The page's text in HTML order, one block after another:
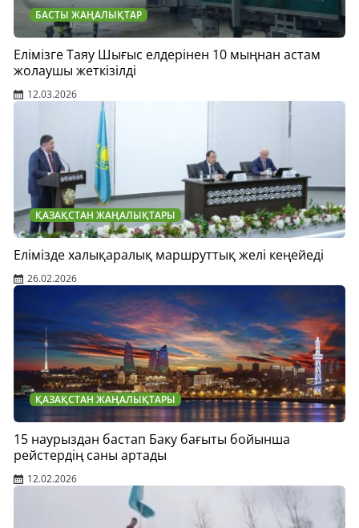
БАСТЫ ЖАҢАЛЫҚТАР
Елімізге Таяу Шығыс елдерінен 10 мыңнан астам
жолаушы жеткізілді
12.03.2026
ҚАЗАҚСТАН ЖАҢАЛЫҚТАРЫ
Елімізде халықаралық маршруттық желі кеңейеді
26.02.2026
ҚАЗАҚСТАН ЖАҢАЛЫҚТАРЫ
15 наурыздан бастап Баку бағыты бойынша
рейстердің саны артады
12.02.2026